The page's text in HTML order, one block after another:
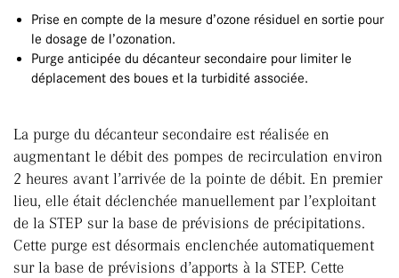
Prise en compte de la mesure d’ozone résiduel en sortie pour
le dosage de l’ozonation.
Purge anticipée du décanteur secondaire pour limiter le
déplacement des boues et la turbidité associée.
La purge du décanteur secondaire est réalisée en
augmentant le débit des pompes de recirculation environ
2 heures avant l’arrivée de la pointe de débit. En premier
lieu, elle était déclenchée manuellement par l’exploitant
de la STEP sur la base de prévisions de précipitations.
Cette purge est désormais enclenchée automatiquement
sur la base de prévisions d’apports à la STEP. Cette